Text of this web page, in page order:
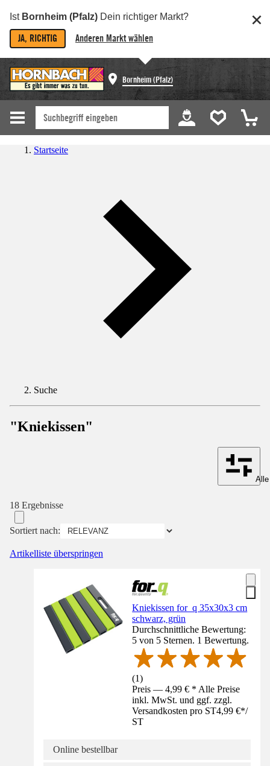
Ist Bornheim (Pfalz) Dein richtiger Markt?
JA, RICHTIG Anderen Markt wählen
Bornheim (Pfalz)
Startseite
Suche
"Kniekissen"
18 Ergebnisse
Sortiert nach:
Artikelliste überspringen
Kniekissen for_q 35x30x3 cm
schwarz, grün
Durchschnittliche Bewertung:
5 von 5 Sternen. 1 Bewertung.
(1)
Preis — 4,99 € * Alle Preise
inkl. MwSt. und ggf. zzgl.
Versandkosten pro ST4,99 €*/
ST
Online bestellbar